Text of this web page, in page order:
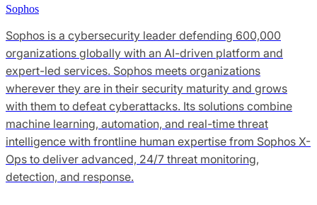
Sophos
Sophos is a cybersecurity leader defending 600,000
organizations globally with an AI-driven platform and
expert-led services. Sophos meets organizations
wherever they are in their security maturity and grows
with them to defeat cyberattacks. Its solutions combine
machine learning, automation, and real-time threat
intelligence with frontline human expertise from Sophos X-
Ops to deliver advanced, 24/7 threat monitoring,
detection, and response.